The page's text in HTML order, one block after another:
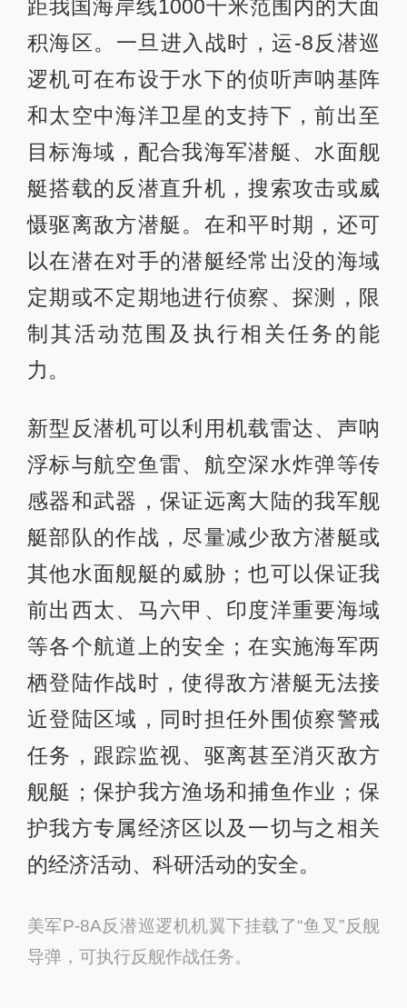
距我国海岸线1000千米范围内的大面
积海区。一旦进入战时，运-8反潜巡
逻机可在布设于水下的侦听声呐基阵
和太空中海洋卫星的支持下，前出至
目标海域，配合我海军潜艇、水面舰
艇搭载的反潜直升机，搜索攻击或威
慑驱离敌方潜艇。在和平时期，还可
以在潜在对手的潜艇经常出没的海域
定期或不定期地进行侦察、探测，限
制其活动范围及执行相关任务的能
力。
新型反潜机可以利用机载雷达、声呐
浮标与航空鱼雷、航空深水炸弹等传
感器和武器，保证远离大陆的我军舰
艇部队的作战，尽量减少敌方潜艇或
其他水面舰艇的威胁；也可以保证我
前出西太、马六甲、印度洋重要海域
等各个航道上的安全；在实施海军两
栖登陆作战时，使得敌方潜艇无法接
近登陆区域，同时担任外围侦察警戒
任务，跟踪监视、驱离甚至消灭敌方
舰艇；保护我方渔场和捕鱼作业；保
护我方专属经济区以及一切与之相关
的经济活动、科研活动的安全。
美军P-8A反潜巡逻机机翼下挂载了“鱼叉”反舰
导弹，可执行反舰作战任务。